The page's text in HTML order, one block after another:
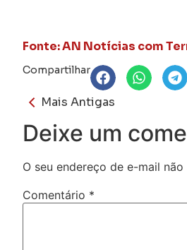
Fonte: AN Notícias com
Compartilhar
Mais Antigas
Deixe um
O seu endereço de e-mail
Comentário *